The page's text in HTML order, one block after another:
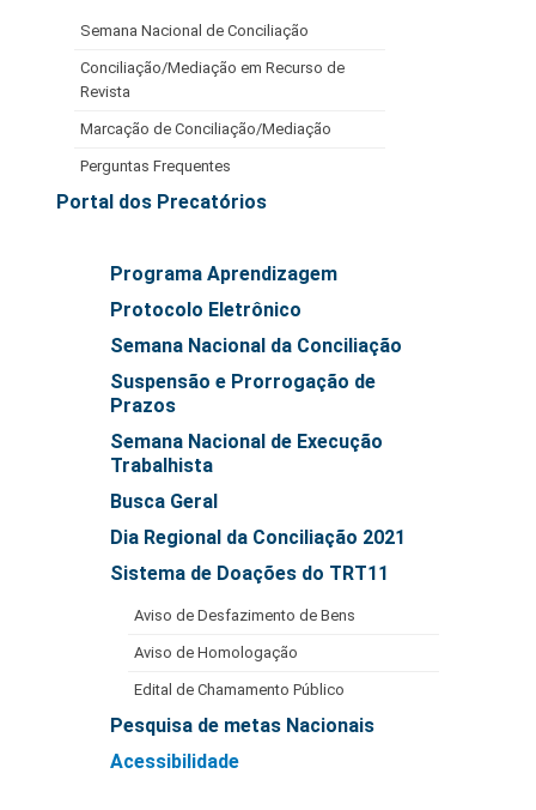
Semana Nacional de Conciliação
Conciliação/Mediação em Recurso de
Revista
Marcação de Conciliação/Mediação
Perguntas Frequentes
Portal dos Precatórios
Programa Aprendizagem
Protocolo Eletrônico
Semana Nacional da Conciliação
Suspensão e Prorrogação de
Prazos
Semana Nacional de Execução
Trabalhista
Busca Geral
Dia Regional da Conciliação 2021
Sistema de Doações do TRT11
Aviso de Desfazimento de Bens
Aviso de Homologação
Edital de Chamamento Público
Pesquisa de metas Nacionais
Acessibilidade